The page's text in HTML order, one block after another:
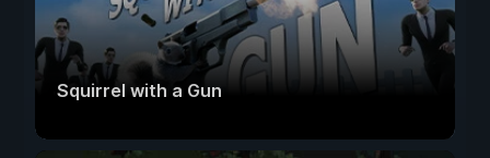
Squirrel with a Gun